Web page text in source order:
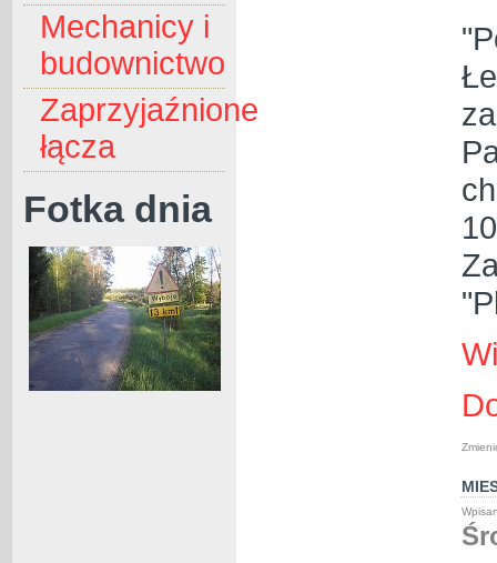
Mechanicy i
budownictwo
Zaprzyjaźnione
łącza
Fotka dnia